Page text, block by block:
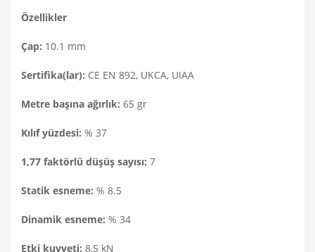
Özellikler
Çap: 10.1 mm
Sertifika(lar): CE EN 892, UKCA, UIAA
Metre başına ağırlık: 65 gr
Kılıf yüzdesi: % 37
1,77 faktörlü düşüş sayısı: 7
Statik esneme: % 8.5
Dinamik esneme: % 34
Etki kuvveti: 8,5 kN